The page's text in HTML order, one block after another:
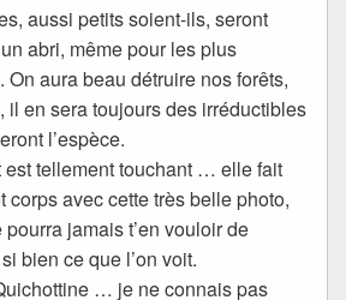
aussi petits soient-ils, seront
abri, même pour les plus
On aura beau détruire nos forêts,
il en sera toujours des irréductibles
l’espèce.
est tellement touchant … elle fait
corps avec cette très belle photo,
pourra jamais t’en vouloir de
bien ce que l’on voit.
… je ne connais pas